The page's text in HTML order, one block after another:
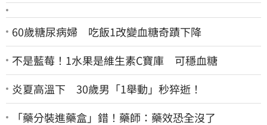
60歲糖尿病婦 吃飯1改變血糖奇蹟下降
不是藍莓！1水果是維生素C寶庫 可穩血糖
炎夏高溫下 30歲男「1舉動」秒猝逝！
「藥分裝進藥盒」錯！藥師：藥效恐全沒了